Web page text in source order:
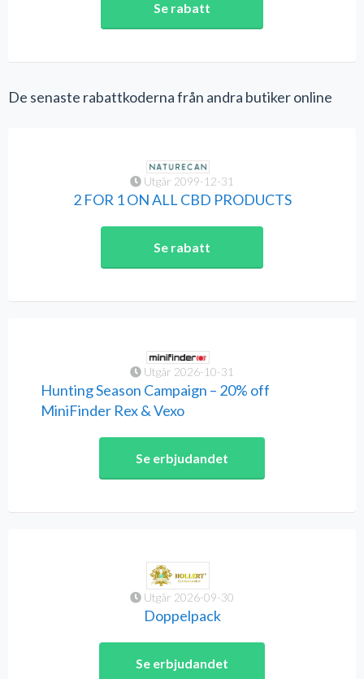
Se rabatt
De senaste rabattkoderna från andra butiker online
Utgår 2099-12-31
2 FOR 1 ON ALL CBD PRODUCTS
Se rabatt
Utgår 2026-10-31
Hunting Season Campaign – 20% off
MiniFinder Rex & Vexo
Se erbjudandet
Utgår 2026-09-30
Doppelpack
Se erbjudandet